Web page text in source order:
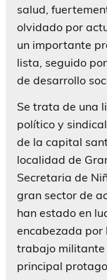
salud,
olvidado por
un importante
lista, seguido
de desarrollo
Se trata de una
político y
de la capital
localidad de
Secretaria de
gran sector de
han estado en
encabezada por
trabajo militante
principal